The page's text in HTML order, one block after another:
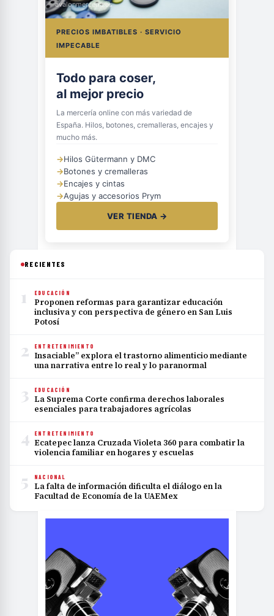
avalonmerceria.es
PRECIOS IMBATIBLES · SERVICIO
IMPECABLE
Hilos, botones
y cremalleras
La mercería online con más variedad de
España. Hilos, botones, cremalleras, encajes y
mucho más.
→Hilos Gütermann y DMC
→Botones y cremalleras
→Encajes y cintas
→Agujas y accesorios Prym
VER TIENDA →
RECIENTES
1 EDUCACIÓN
Proponen reformas para garantizar educación
inclusiva y con perspectiva de género en San Luis
Potosí
2 ENTRETENIMIENTO
Insaciable” explora el trastorno alimenticio mediante
una narrativa entre lo real y lo paranormal
3 EDUCACIÓN
La Suprema Corte confirma derechos laborales
esenciales para trabajadores agrícolas
4 ENTRETENIMIENTO
Ecatepec lanza Cruzada Violeta 360 para combatir la
violencia familiar en hogares y escuelas
5 NACIONAL
La falta de información dificulta el diálogo en la
Facultad de Economía de la UAEMex